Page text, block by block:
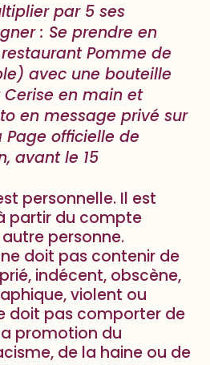
par 5 ses
ner : Se prendre en
Pomme de
avec une bouteille
en main et
en message privé sur
officielle de
avant le 15
personnelle. Il est
partir du compte
personne.
doit pas contenir de
indécent, obscène,
violent ou
doit pas comporter de
promotion du
de la haine ou de